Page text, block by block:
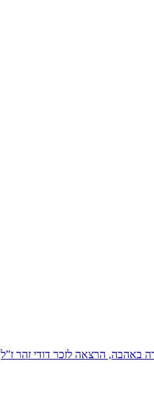
באהבה, הרצאה לזכר דודי זהר ז”ל